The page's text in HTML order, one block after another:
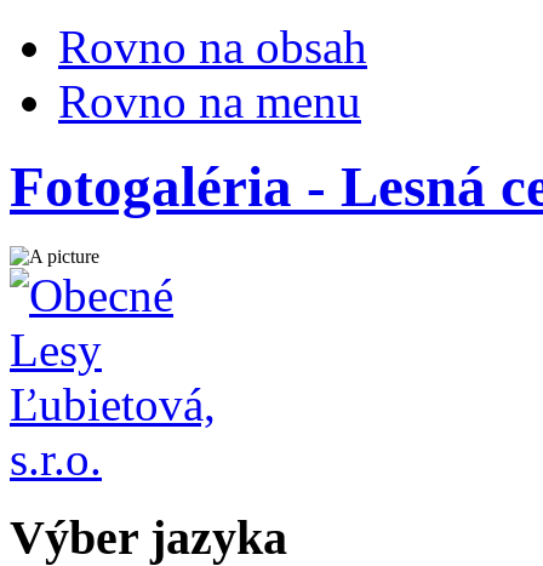
Rovno na obsah
Rovno na menu
Fotogaléria - Lesná
Výber jazyka